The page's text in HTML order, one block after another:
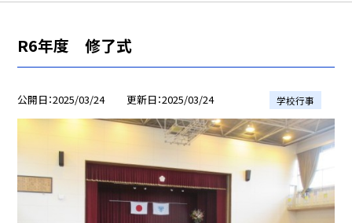
R6年度 修了式
公開日 2025/03/24 更新日 2025/03/24 学校行事